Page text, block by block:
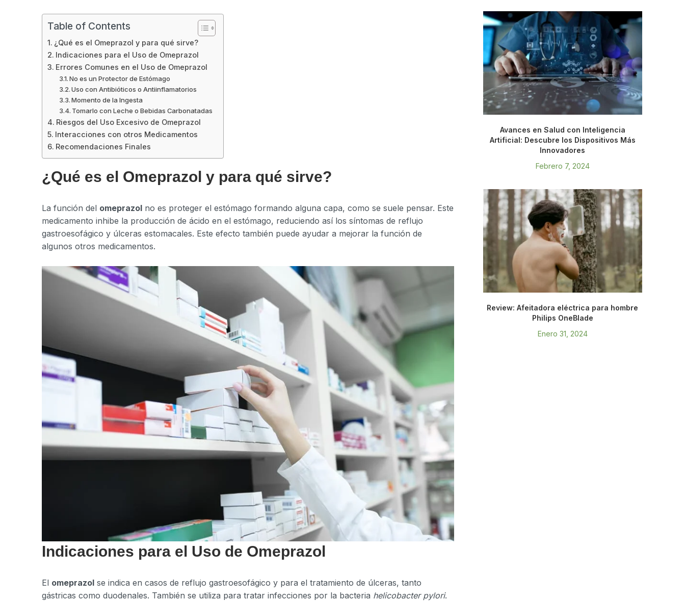
Table of Contents
¿Qué es el Omeprazol y para qué sirve?
Indicaciones para el Uso de Omeprazol
Errores Comunes en el Uso de Omeprazol
No es un Protector de Estómago
Uso con Antibióticos o Antiinflamatorios
Momento de la Ingesta
Tomarlo con Leche o Bebidas Carbonatadas
Riesgos del Uso Excesivo de Omeprazol
Interacciones con otros Medicamentos
Recomendaciones Finales
¿Qué es el Omeprazol y para qué sirve?
La función del omeprazol no es proteger el estómago formando alguna capa, como se suele pensar. Este
medicamento inhibe la producción de ácido en el estómago, reduciendo así los síntomas de reflujo
gastroesofágico y úlceras estomacales. Este efecto también puede ayudar a mejorar la función de
algunos otros medicamentos.
Indicaciones para el Uso de Omeprazol
El omeprazol se indica en casos de reflujo gastroesofágico y para el tratamiento de úlceras, tanto
gástricas como duodenales. También se utiliza para tratar infecciones por la bacteria helicobacter pylori.
Avances en Salud con Inteligencia
Artificial: Descubre los Dispositivos Más
Innovadores
Febrero 7, 2024
Review: Afeitadora eléctrica para hombre
Philips OneBlade
Enero 31, 2024